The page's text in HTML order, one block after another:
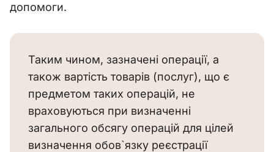
допомоги.
Таким чином, зазначені операції, а
також вартість товарів (послуг), що є
предметом таких операцій, не
враховуються при визначенні
загального обсягу операцій для цілей
визначення обов`язку реєстрації